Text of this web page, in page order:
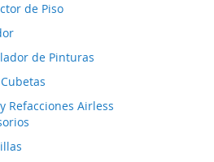
de Piso
de Pinturas
Refacciones Airless